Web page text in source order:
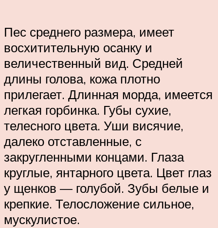
Пес среднего размера, имеет
восхитительную осанку и
величественный вид. Средней
длины голова, кожа плотно
прилегает. Длинная морда, имеется
легкая горбинка. Губы сухие,
телесного цвета. Уши висячие,
далеко отставленные, с
закругленными концами. Глаза
круглые, янтарного цвета. Цвет глаз
у щенков — голубой. Зубы белые и
крепкие. Телосложение сильное,
мускулистое.